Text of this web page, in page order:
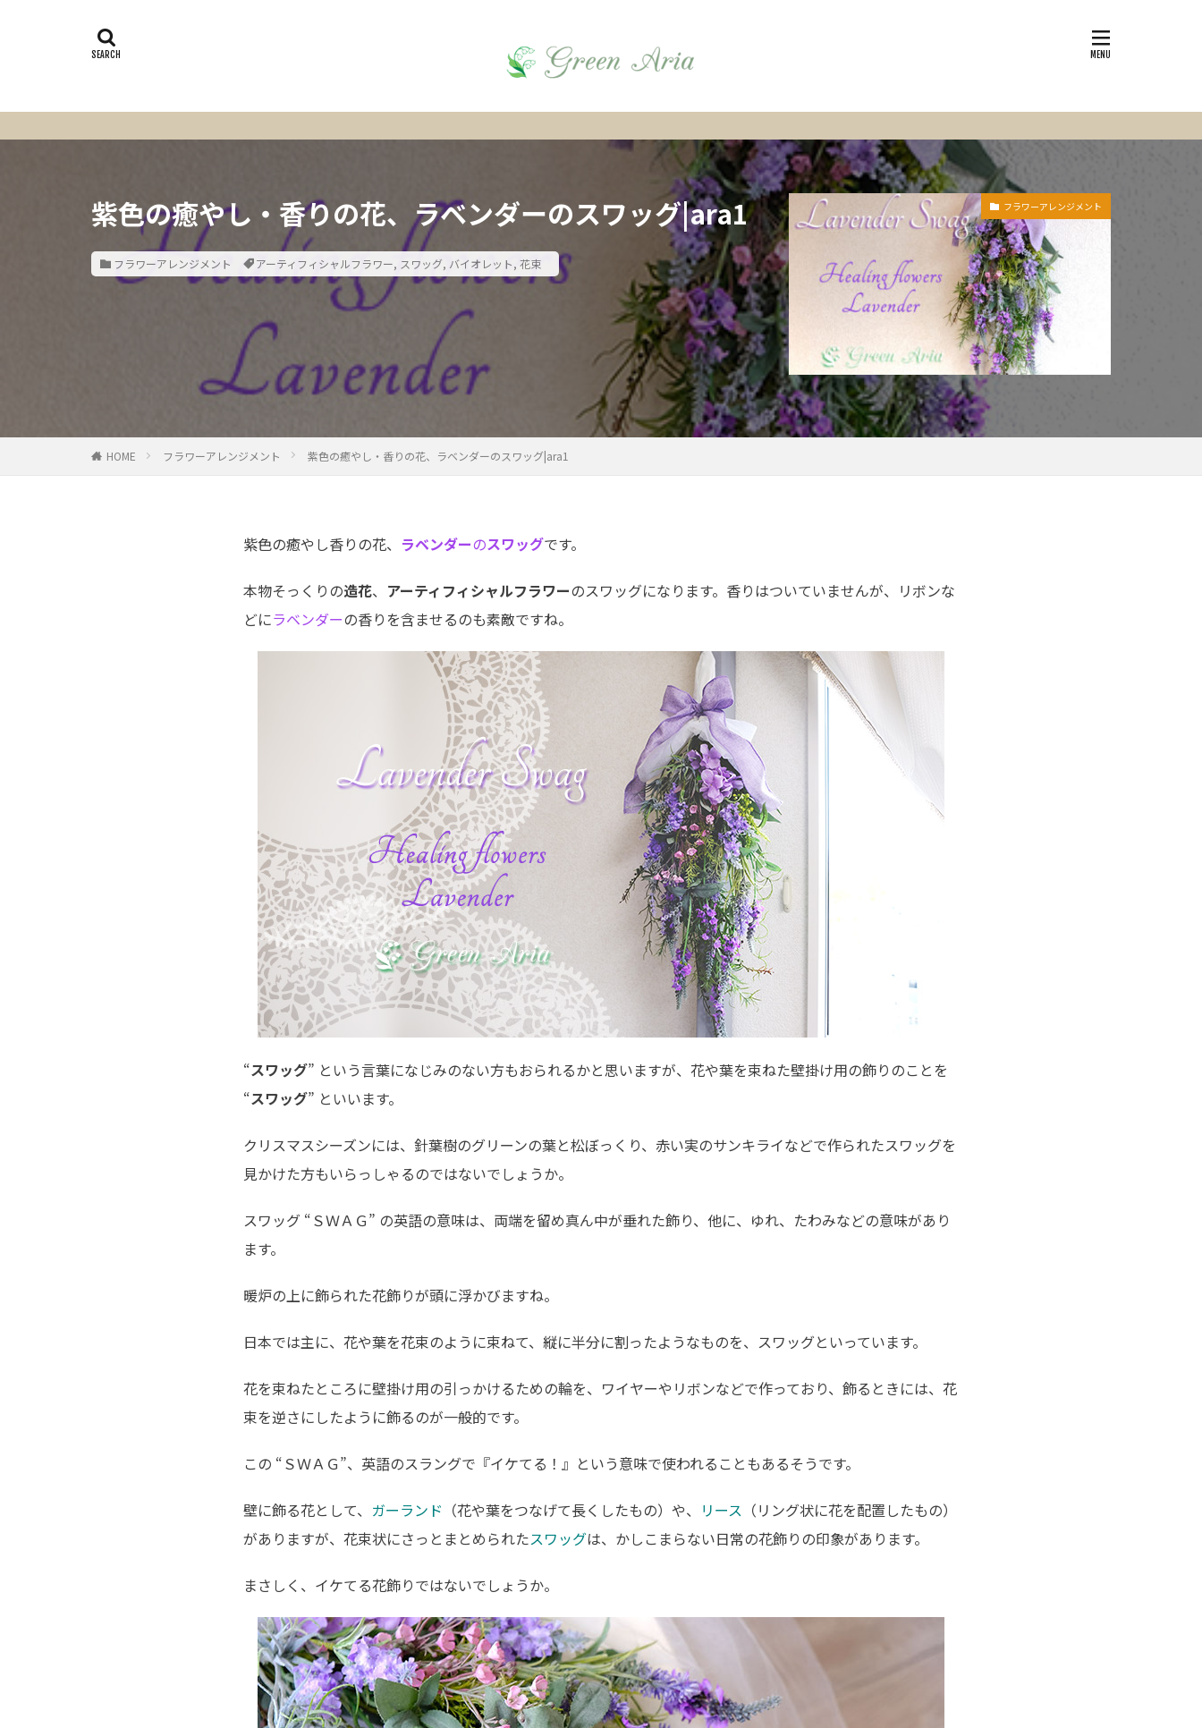
紫色の癒やし・香りの花、ラベンダーのスワッグ|ara1
フラワーアレンジメント アーティフィシャルフラワー, スワッグ, バイオレット, 花束
フラワーアレンジメント
HOME フラワーアレンジメント 紫色の癒やし・香りの花、ラベンダーのスワッグ|ara1
紫色の癒やし香りの花、 ラベンダーのスワッグです。
本物そっくりの造花、 アーティフィシャルフラワーのスワッグになります。香りはついていませんが、リボンな
どにラベンダーの香りを含ませるのも素敵ですね。
“スワッグ” という言葉になじみのない方もおられるかと思いますが、花や葉を束ねた壁掛け用の飾りのことを
“スワッグ” といいます。
クリスマスシーズンには、針葉樹のグリーンの葉と松ぼっくり、赤い実のサンキライなどで作られたスワッグを
見かけた方もいらっしゃるのではないでしょうか。
スワッグ “ＳＷＡＧ” の英語の意味は、両端を留め真ん中が垂れた飾り、他に、ゆれ、たわみなどの意味があり
ます。
暖炉の上に飾られた花飾りが頭に浮かびますね。
日本では主に、花や葉を花束のように束ねて、縦に半分に割ったようなものを、スワッグといっています。
花を束ねたところに壁掛け用の引っかけるための輪を、ワイヤーやリボンなどで作っており、飾るときには、花
束を逆さにしたように飾るのが一般的です。
この “ＳＷＡＧ”、英語のスラングで『イケてる！』という意味で使われることもあるそうです。
壁に飾る花として、 ガーランド （花や葉をつなげて長くしたもの）や、 リース （リング状に花を配置したもの）
がありますが、花束状にさっとまとめられたスワッグは、かしこまらない日常の花飾りの印象があります。
まさしく、イケてる花飾りではないでしょうか。